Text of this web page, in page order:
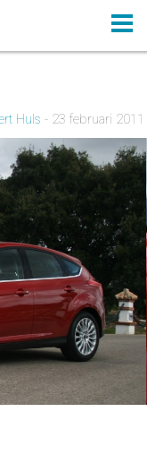
Huls - 23 februari 2011